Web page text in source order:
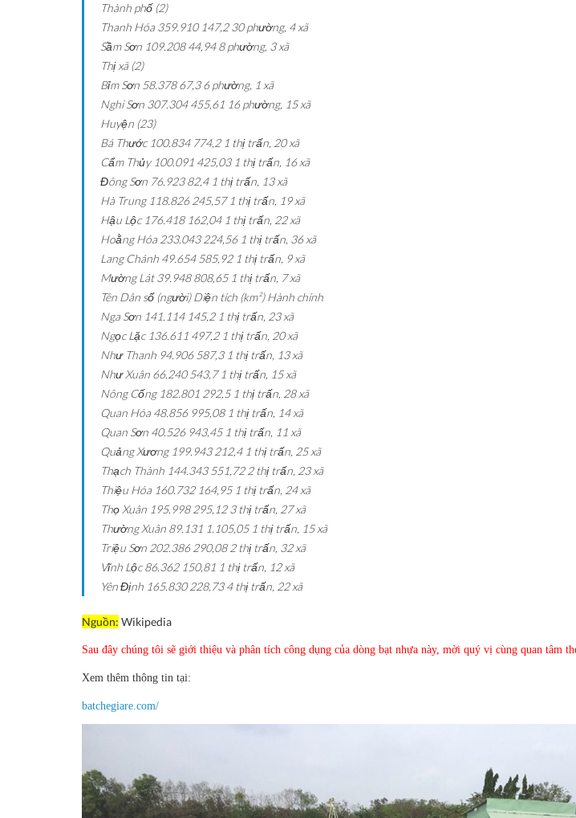
Thành phố (2)
Thanh Hóa 359.910 147,2 30 phường, 4 xã
Sầm Sơn 109.208 44,94 8 phường, 3 xã
Thị xã (2)
Bỉm Sơn 58.378 67,3 6 phường, 1 xã
Nghi Sơn 307.304 455,61 16 phường, 15 xã
Huyện (23)
Bá Thước 100.834 774,2 1 thị trấn, 20 xã
Cẩm Thủy 100.091 425,03 1 thị trấn, 16 xã
Đông Sơn 76.923 82,4 1 thị trấn, 13 xã
Hà Trung 118.826 245,57 1 thị trấn, 19 xã
Hậu Lộc 176.418 162,04 1 thị trấn, 22 xã
Hoằng Hóa 233.043 224,56 1 thị trấn, 36 xã
Lang Chánh 49.654 585,92 1 thị trấn, 9 xã
Mường Lát 39.948 808,65 1 thị trấn, 7 xã
Tên Dân số (người) Diện tích (km²) Hành chính
Nga Sơn 141.114 145,2 1 thị trấn, 23 xã
Ngọc Lặc 136.611 497,2 1 thị trấn, 20 xã
Như Thanh 94.906 587,3 1 thị trấn, 13 xã
Như Xuân 66.240 543,7 1 thị trấn, 15 xã
Nông Cống 182.801 292,5 1 thị trấn, 28 xã
Quan Hóa 48.856 995,08 1 thị trấn, 14 xã
Quan Sơn 40.526 943,45 1 thị trấn, 11 xã
Quảng Xương 199.943 212,4 1 thị trấn, 25 xã
Thạch Thành 144.343 551,72 2 thị trấn, 23 xã
Thiệu Hóa 160.732 164,95 1 thị trấn, 24 xã
Thọ Xuân 195.998 295,12 3 thị trấn, 27 xã
Thường Xuân 89.131 1.105,05 1 thị trấn, 15 xã
Triệu Sơn 202.386 290,08 2 thị trấn, 32 xã
Vĩnh Lộc 86.362 150,81 1 thị trấn, 12 xã
Yên Định 165.830 228,73 4 thị trấn, 22 xã
Nguồn: Wikipedia
Sau đây chúng tôi sẽ giới thiệu và phân tích công dụng của dòng bạt nhựa này, mời quý vị cùng quan tâm
Xem thêm thông tin tại:
batchegiare.com/